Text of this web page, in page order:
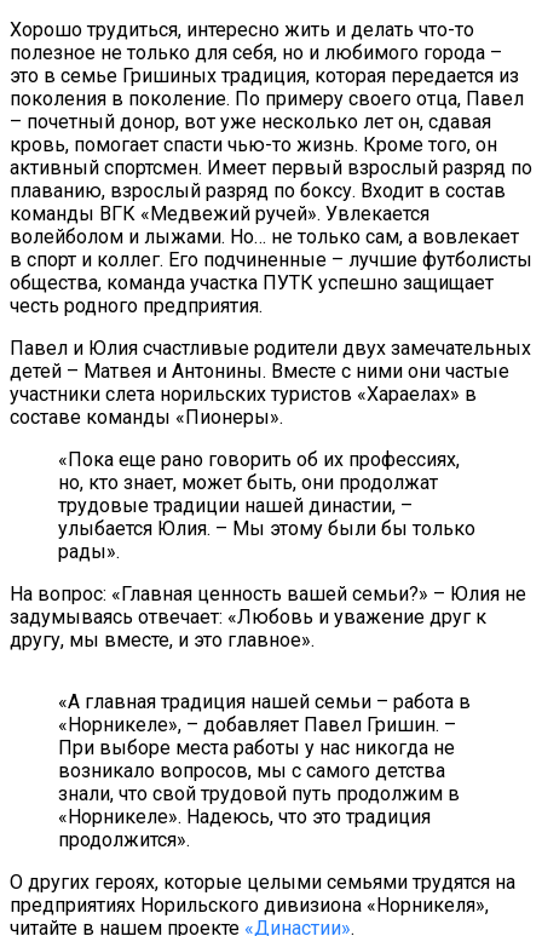
Хорошо трудиться, интересно жить и делать что-то
полезное не только для себя, но и любимого города –
это в семье Гришиных традиция, которая передается из
поколения в поколение. По примеру своего отца, Павел
– почетный донор, вот уже несколько лет он, сдавая
кровь, помогает спасти чью-то жизнь. Кроме того, он
активный спортсмен. Имеет первый взрослый разряд по
плаванию, взрослый разряд по боксу. Входит в состав
команды ВГК «Медвежий ручей». Увлекается
волейболом и лыжами. Но… не только сам, а вовлекает
в спорт и коллег. Его подчиненные – лучшие футболисты
общества, команда участка ПУТК успешно защищает
честь родного предприятия.
Павел и Юлия счастливые родители двух замечательных
детей – Матвея и Антонины. Вместе с ними они частые
участники слета норильских туристов «Хараелах» в
составе команды «Пионеры».
«Пока еще рано говорить об их профессиях,
но, кто знает, может быть, они продолжат
трудовые традиции нашей династии, –
улыбается Юлия. – Мы этому были бы только
рады».
На вопрос: «Главная ценность вашей семьи?» – Юлия не
задумываясь отвечает: «Любовь и уважение друг к
другу, мы вместе, и это главное».
«А главная традиция нашей семьи – работа в
«Норникеле», – добавляет Павел Гришин. –
При выборе места работы у нас никогда не
возникало вопросов, мы с самого детства
знали, что свой трудовой путь продолжим в
«Норникеле». Надеюсь, что это традиция
продолжится».
О других героях, которые целыми семьями трудятся на
предприятиях Норильского дивизиона «Норникеля»,
читайте в нашем проекте «Династии».